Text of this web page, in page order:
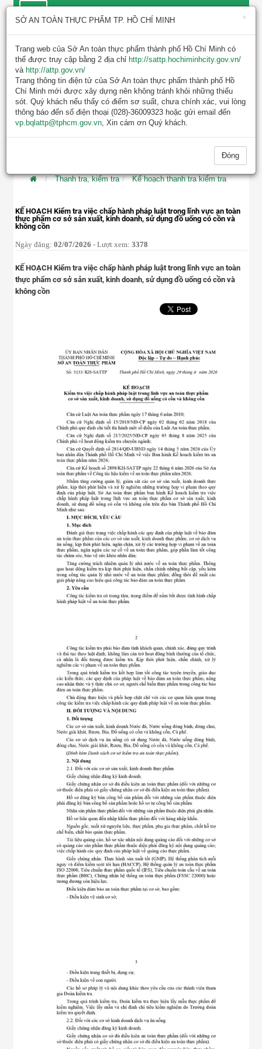
×
SỞ AN TOÀN THỰC PHẨM TP. HỒ CHÍ MINH
Trang web của Sở An toàn thực phẩm thành phố Hồ Chí Minh có
thể được truy cập bằng 2 địa chỉ http://sattp.hochiminhcity.gov.vn/
và http://attp.gov.vn/
Trang thông tin điện tử của Sở An toàn thực phẩm thành phố Hồ
Chí Minh mới được xây dựng nên không tránh khỏi những thiếu
sót. Quý khách nếu thấy có điểm sơ suất, chưa chính xác, vui lòng
thông báo đến số điện thoại (028)-36009323 hoặc gửi email đến
vp.bqlattp@tphcm.gov.vn, Xin cám ơn Quý khách.
Đóng
TIN MỚI NHẤT
KẾ HOẠCH KIỂM TRA, GIÁM SÁT AN TOÀN
Thanh tra, kiểm tra Kế hoạch thanh tra kiểm tra
KẾ HOẠCH Kiểm tra việc chấp hành pháp luật trong lĩnh vực an toàn
thực phẩm cơ sở sản xuất, kinh doanh, sử dụng đồ uống có cồn và
không cồn
Ngày đăng: 02/07/2026 - Lượt xem: 3378
KẾ HOẠCH Kiểm tra việc chấp hành pháp luật trong lĩnh vực an toàn
thực phẩm cơ sở sản xuất, kinh doanh, sử dụng đồ uống có cồn và
không cồn